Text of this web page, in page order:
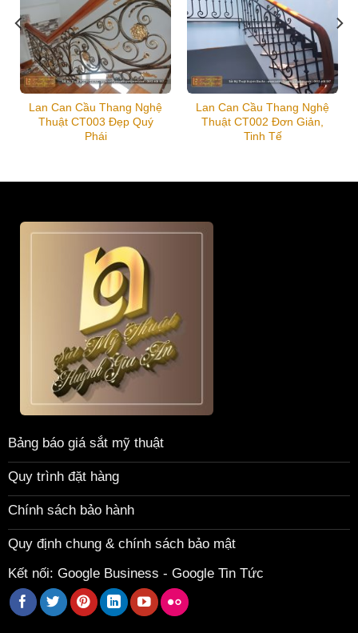
Lan Can Cầu Thang Nghệ
Thuật CT003 Đẹp Quý
Phái
Lan Can Cầu Thang Nghệ
Thuật CT002 Đơn Giản,
Tinh Tế
Bảng báo giá sắt mỹ thuật
Quy trình đặt hàng
Chính sách bảo hành
Quy định chung & chính sách bảo mật
Kết nối: Google Business - Google Tin Tức